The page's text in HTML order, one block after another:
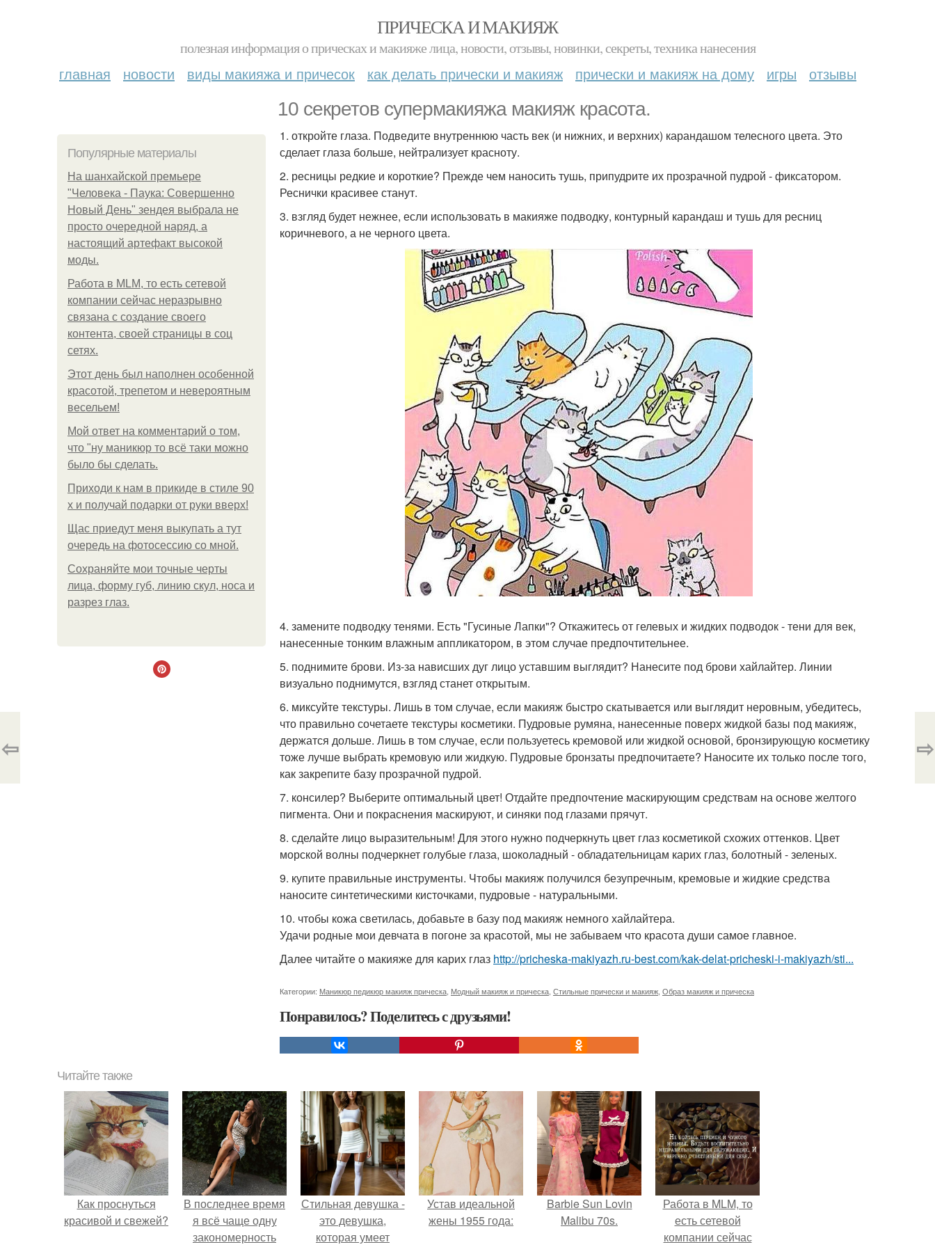
ПРИЧЕСКА И МАКИЯЖ
полезная информация о прическах и макияже лица, новости, отзывы, новинки, секреты, техника нанесения
главная новости виды макияжа и причесок как делать прически и макияж прически и макияж на дому игры отзывы
10 секретов супермакияжа макияж красота.
Популярные материалы
На шанхайской премьере
"Человека - Паука: Совершенно
Новый День" зендея выбрала не
просто очередной наряд, а
настоящий артефакт высокой
моды.
Работа в MLM, то есть сетевой
компании сейчас неразрывно
связана с создание своего
контента, своей страницы в соц
сетях.
Этот день был наполнен особенной
красотой, трепетом и невероятным
весельем!
Мой ответ на комментарий о том,
что "ну маникюр то всё таки можно
было бы сделать.
Приходи к нам в прикиде в стиле 90
х и получай подарки от руки вверх!
Щас приедут меня выкупать а тут
очередь на фотосессию со мной.
Сохраняйте мои точные черты
лица, форму губ, линию скул, носа и
разрез глаз.
1. откройте глаза. Подведите внутреннюю часть век (и нижних, и верхних) карандашом телесного цвета. Это
сделает глаза больше, нейтрализует красноту.
2. ресницы редкие и короткие? Прежде чем наносить тушь, припудрите их прозрачной пудрой - фиксатором.
Реснички красивее станут.
3. взгляд будет нежнее, если использовать в макияже подводку, контурный карандаш и тушь для ресниц
коричневого, а не черного цвета.
4. замените подводку тенями. Есть "Гусиные Лапки"? Откажитесь от гелевых и жидких подводок - тени для век,
нанесенные тонким влажным аппликатором, в этом случае предпочтительнее.
5. поднимите брови. Из-за нависших дуг лицо уставшим выглядит? Нанесите под брови хайлайтер. Линии
визуально поднимутся, взгляд станет открытым.
6. миксуйте текстуры. Лишь в том случае, если макияж быстро скатывается или выглядит неровным, убедитесь,
что правильно сочетаете текстуры косметики. Пудровые румяна, нанесенные поверх жидкой базы под макияж,
держатся дольше. Лишь в том случае, если пользуетесь кремовой или жидкой основой, бронзирующую косметику
тоже лучше выбрать кремовую или жидкую. Пудровые бронзаты предпочитаете? Наносите их только после того,
как закрепите базу прозрачной пудрой.
7. консилер? Выберите оптимальный цвет! Отдайте предпочтение маскирующим средствам на основе желтого
пигмента. Они и покраснения маскируют, и синяки под глазами прячут.
8. сделайте лицо выразительным! Для этого нужно подчеркнуть цвет глаз косметикой схожих оттенков. Цвет
морской волны подчеркнет голубые глаза, шоколадный - обладательницам карих глаз, болотный - зеленых.
9. купите правильные инструменты. Чтобы макияж получился безупречным, кремовые и жидкие средства
наносите синтетическими кисточками, пудровые - натуральными.
10. чтобы кожа светилась, добавьте в базу под макияж немного хайлайтера.
Удачи родные мои девчата в погоне за красотой, мы не забываем что красота души самое главное.
Далее читайте о макияже для карих глаз http://pricheska-makiyazh.ru-best.com/kak-delat-pricheski-i-makiyazh/sti...
Категории: Маникюр педикюр макияж прическа Модный макияж и прическа Стильные прически и макияж Образ макияж и прическа
Понравилось? Поделитесь с друзьями!
⇦ ⇨
Читайте также
Как проснуться
красивой и свежей?
В последнее время
я всё чаще одну
закономерность
Стильная девушка -
это девушка,
которая умеет
Устав идеальной
жены 1955 года:
Barbie Sun Lovin
Malibu 70s.
Работа в MLM, то
есть сетевой
компании сейчас